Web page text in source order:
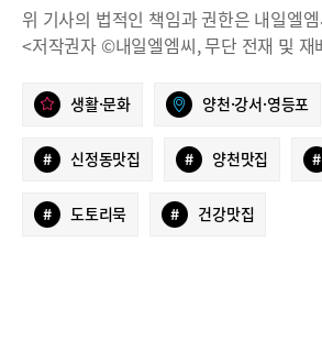
위 기사의 법적인 책임과 권한은 내일엘
<저작권자 ©내일엘엠씨, 무단 전재 및 재
생활·문화 양천·강서·영등포
# 신정동맛집 # 양천맛집 #
# 도토리묵 # 건강맛집